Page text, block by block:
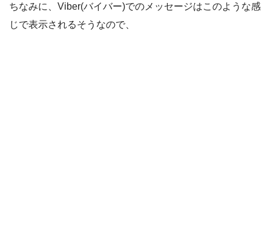
ちなみに、Viber(バイバー)でのメッセージはこのような感
じで表示されるそうなので、